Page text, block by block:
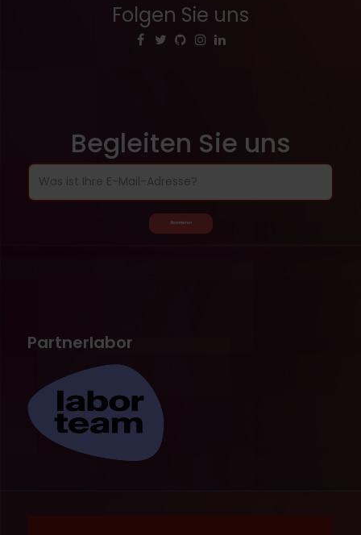
Folgen Sie uns
Begleiten Sie uns
Abonnieren
Partnerlabor